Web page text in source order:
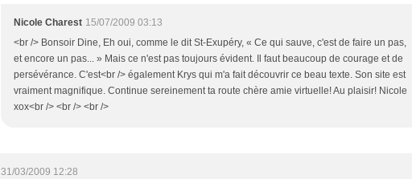
Nicole Charest 15/07/2009 03:13
<br /> Bonsoir Dine, Eh oui, comme le dit St-Exupéry, « Ce qui sauve, c'est de faire un pas,
et encore un pas... » Mais ce n'est pas toujours évident. Il faut beaucoup de courage et de
persévérance. C'est<br /> également Krys qui m'a fait découvrir ce beau texte. Son site est
vraiment magnifique. Continue sereinement ta route chère amie virtuelle! Au plaisir! Nicole
xox<br /> <br /> <br />
31/03/2009 12:28